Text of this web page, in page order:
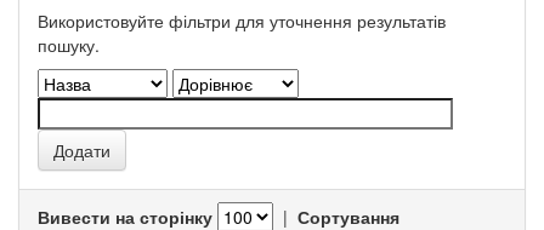
Використовуйте фільтри для уточнення результатів
пошуку.
Вивести на сторінку | Сортування